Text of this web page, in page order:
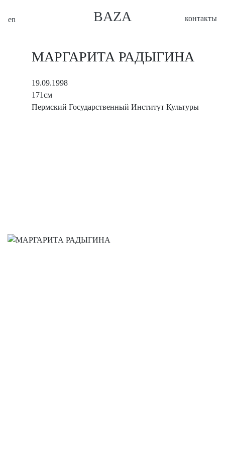
en BAZA контакты
МАРГАРИТА РАДЫГИНА
19.09.1998
171см
Пермский Государственный Институт Культуры